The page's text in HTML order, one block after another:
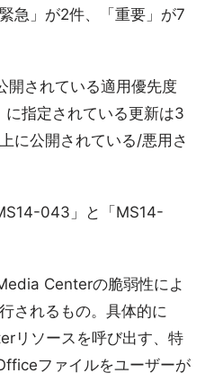
急」が2件、「重要」が7
開されている適用優先度
に指定されている更新は3
に公開されている/悪用さ
043」と「MS14-
Centerの脆弱性によ
されるもの。具体的に
リソースを呼び出す、特
ファイルをユーザーが